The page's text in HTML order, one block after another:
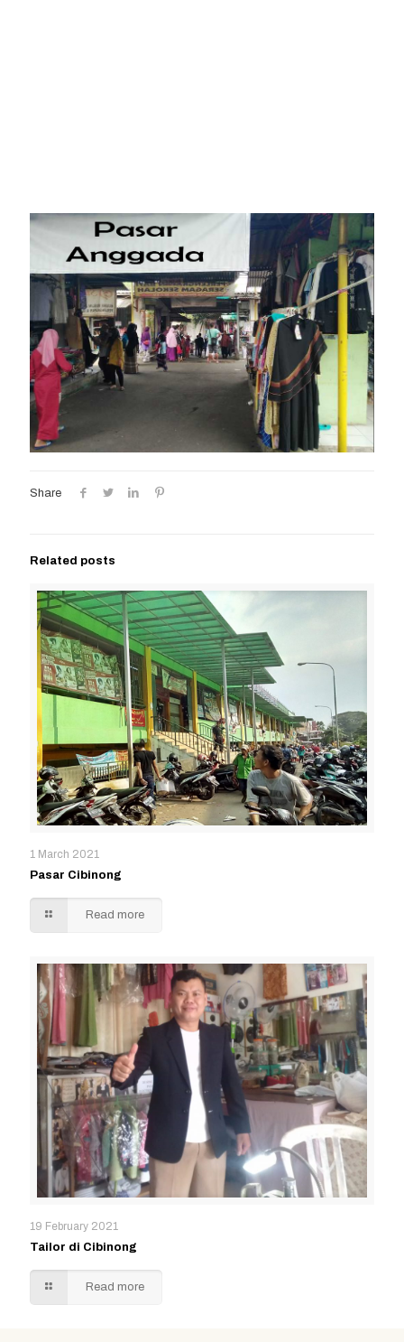
Share
Related posts
1 March 2021
Pasar Cibinong
Read more
19 February 2021
Tailor di Cibinong
Read more